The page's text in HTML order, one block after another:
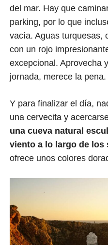
del mar. Hay que
parking, por lo que
vacía. Aguas turquesas,
con un rojo
excepcional. Aprovecha
jornada, merece la pena.
Y para finalizar el día,
una cervecita y
una cueva natural
viento a lo largo de los
ofrece unos colores